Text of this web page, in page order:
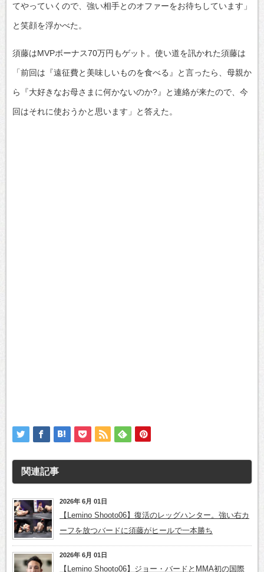
てやっていくので、強い相手とのオファーをお待ちしています」
と笑顔を浮かべた。
須藤はMVPボーナス70万円もゲット。使い道を訊かれた須藤は
「前回は『遠征費と美味しいものを食べる』と言ったら、母親か
ら『大好きなお母さまに何かないのか?』と連絡が来たので、今
回はそれに使おうかと思います」と答えた。
関連記事
2026年 6月 01日
【Lemino Shooto06】復活のレッグハンター。強い右カ
ーフを放つバードに須藤がヒールで一本勝ち
2026年 6月 01日
【Lemino Shooto06】ジョー・バードとMMA初の国際